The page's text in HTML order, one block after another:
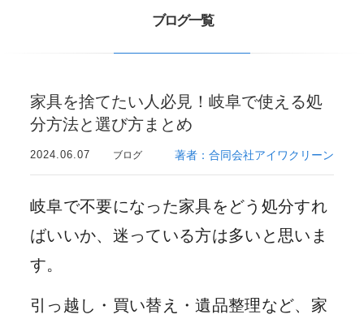
ブログ一覧
家具を捨てたい人必見！岐阜で使える処
分方法と選び方まとめ
2024.06.07 ブログ 著者：合同会社アイワクリーン
岐阜で不要になった家具をどう処分すれ
ばいいか、迷っている方は多いと思いま
す。
引っ越し・買い替え・遺品整理など、家